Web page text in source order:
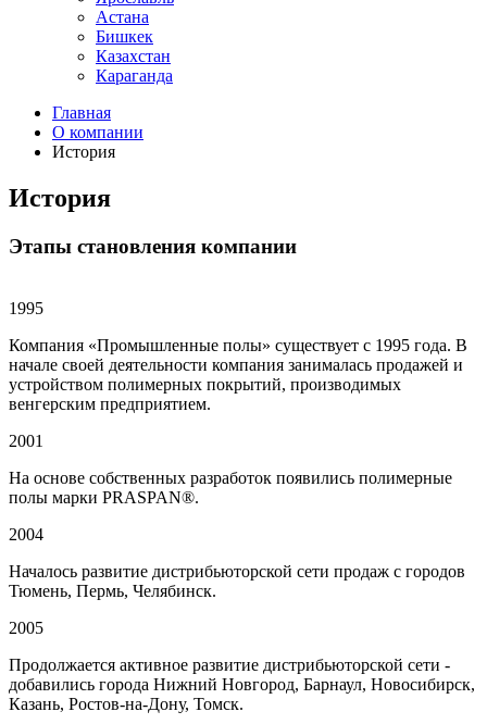
Астана
Бишкек
Казахстан
Караганда
Главная
О компании
История
История
Этапы становления компании
1995
Компания «Промышленные полы» существует с 1995 года. В
начале своей деятельности компания занималась продажей и
устройством полимерных покрытий, производимых
венгерским предприятием.
2001
На основе собственных разработок появились полимерные
полы марки PRASPAN®.
2004
Началось развитие дистрибьюторской сети продаж с городов
Тюмень, Пермь, Челябинск.
2005
Продолжается активное развитие дистрибьюторской сети -
добавились города Нижний Новгород, Барнаул, Новосибирск,
Казань, Ростов-на-Дону, Томск.